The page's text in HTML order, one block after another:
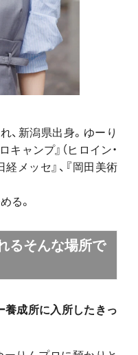
新潟県出身。ゆーり
ャンプ』（ヒロイン・
メッセ』、『岡田美術
る。
るそんな場所で
成所に入所したきっ